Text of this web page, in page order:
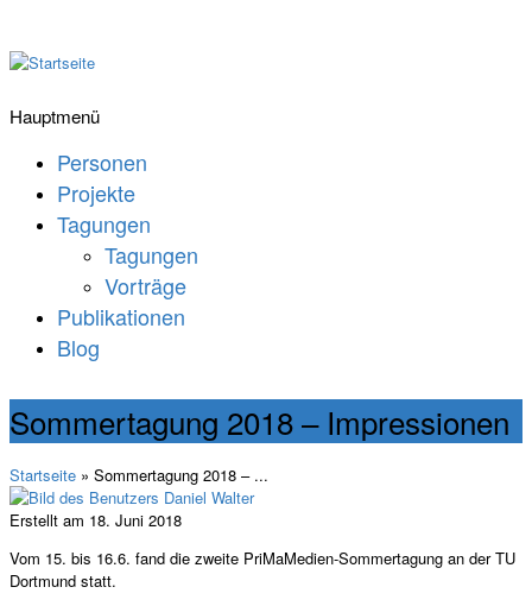
Hauptmenü
Personen
Projekte
Tagungen
Tagungen
Vorträge
Publikationen
Blog
Sommertagung 2018 – Impressionen
Startseite » Sommertagung 2018 – ...
Erstellt am 18. Juni 2018
Vom 15. bis 16.6. fand die zweite PriMaMedien-Sommertagung an der TU
Dortmund statt.